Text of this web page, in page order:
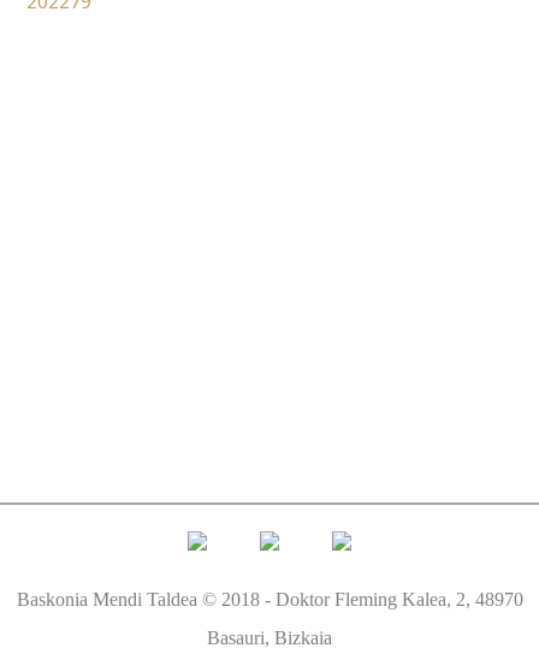
Baskonia Mendi Taldea © 2018 - Doktor Fleming Kalea, 2, 48970
Basauri, Bizkaia